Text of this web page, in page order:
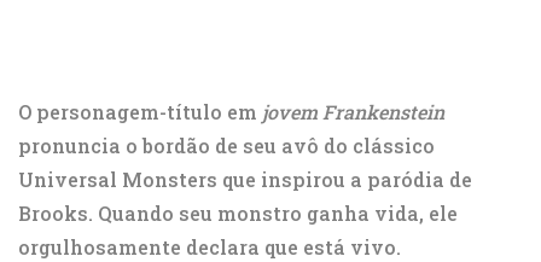
O personagem-título em jovem Frankenstein
pronuncia o bordão de seu avô do clássico
Universal Monsters que inspirou a paródia de
Brooks. Quando seu monstro ganha vida, ele
orgulhosamente declara que está vivo.